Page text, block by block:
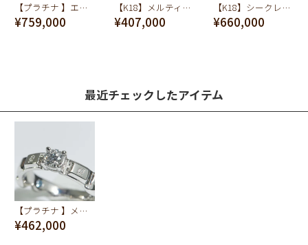
【プラチナ 】エヴァ―ラスティングティース リング【オーダージュエリー】【受注予約】
¥759,000
【K18】メルティーハニーダイヤモンド リング【オーダージュエリー】【受注予約】
¥407,000
【K18】シークレットシュガー&ホイップ ダイヤモンド リング【オーダージュエリー】【受注予約】
¥660,000
最近チェックしたアイテム
【プラチナ 】メルティーチョコレートダイヤモンド リング【オーダージュエリー】【受注予約】
¥462,000